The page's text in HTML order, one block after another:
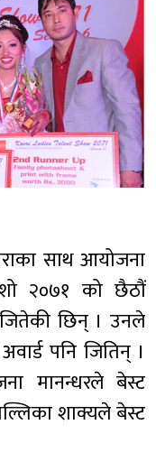
साथ आयोजना
२०७१ को छैठौं
छिन् । उनले
पनि जितिन् ।
मानन्धरले बेस्ट
शाक्यले बेस्ट